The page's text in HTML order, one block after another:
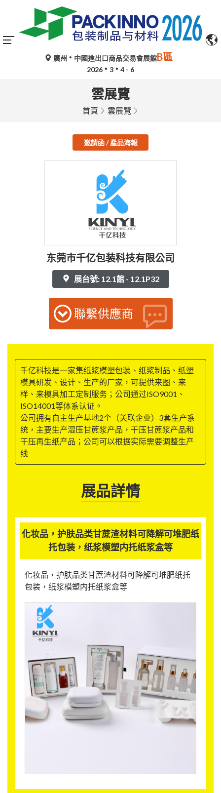
廣州 中國進出口商品交易會展館B區
2026 3 4 - 6
雲展覽
首頁 雲展覽
邀請函 / 產品海報
东莞市千亿包装科技有限公司
展台號: 12.1館 - 12.1P32
聯繫供應商
千亿科技是一家集纸浆模塑包装、纸浆制品、纸塑
模具研发、设计、生产的厂家，可提供来图、来
样、来模具加工定制服务；公司通过ISO9001、
ISO14001等体系认证。
公司拥有自主生产基地2个（关联企业）3套生产系
统，主要生产湿压甘蔗浆产品，干压甘蔗浆产品和
干压再生纸产品；公司可以根据实际需要调整生产
线
展品詳情
化妆品，护肤品类甘蔗渣材料可降解可堆肥纸
托包装，纸浆模塑内托纸浆盒等
化妆品，护肤品类甘蔗渣材料可降解可堆肥纸托
包装，纸浆模塑内托纸浆盒等